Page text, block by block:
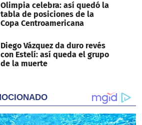
Olimpia celebra: así quedó la
tabla de posiciones de la
Copa Centroamericana
Diego Vázquez da duro revés
con Estelí: así queda el grupo
de la muerte